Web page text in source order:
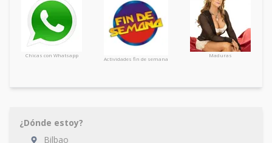
Chicas con Whatsapp
Actividades fin de semana
Maduras
¿Dónde estoy?
Bilbao